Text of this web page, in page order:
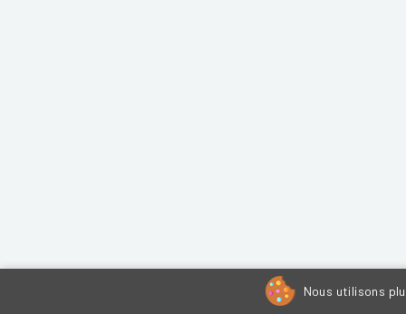
Nous utilisons